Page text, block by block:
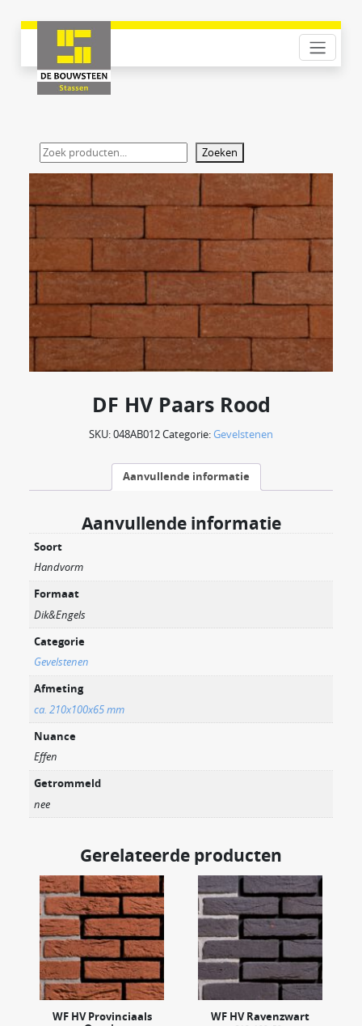
Zoeken
DF HV Paars Rood
SKU:048AB012Categorie:Gevelstenen
Aanvullende informatie
Aanvullende informatie
Soort
Handvorm
Formaat
Dik&Engels
Categorie
Gevelstenen
Afmeting
ca. 210x100x65 mm
Nuance
Effen
Getrommeld
nee
Gerelateerde producten
WF HV Provinciaals
WF HV Ravenzwart